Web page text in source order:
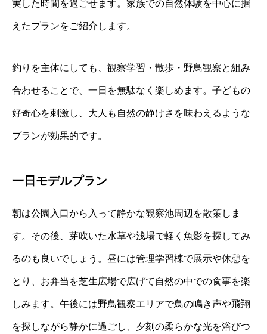
実した時間を過ごせます。家族での自然体験を中心に据
えたプランをご紹介します。
釣りを主体にしても、観察学習・散歩・野鳥観察と組み
合わせることで、一日を無駄なく楽しめます。子どもの
好奇心を刺激し、大人も自然の静けさを味わえるような
プランが効果的です。
一日モデルプラン
朝は公園入口から入って静かな観察池周辺を散策しま
す。その後、芽吹いた水草や浅場で軽く魚影を探してみ
るのも良いでしょう。昼には管理学習棟で展示や休憩を
とり、お弁当を芝生広場で広げて自然の中での食事を楽
しみます。午後には野鳥観察エリアで鳥の鳴き声や飛翔
を探しながら静かに過ごし、夕刻の柔らかな光を浴びつ